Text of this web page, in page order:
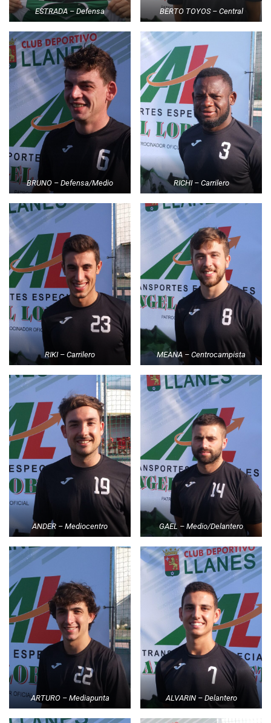
ESTRADA – Defensa BERTO TOYOS – Central
BRUNO – Defensa/Medio RICHI – Carrilero
RIKI – Carrilero MEANA – Centrocampista
ANDER – Mediocentro GAEL – Medio/Delantero
ARTURO – Mediapunta ALVARIN – Delantero